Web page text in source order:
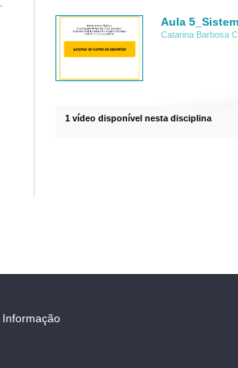
Aula
Catarina Barbosa
1 vídeo disponível nesta disciplina